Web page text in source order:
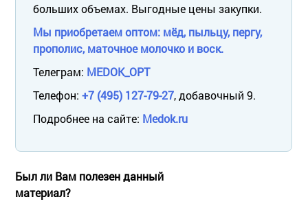
больших объемах. Выгодные цены закупки.
Мы приобретаем оптом: мёд, пыльцу, пергу,
прополис, маточное молочко и воск.
Телеграм: MEDOK_OPT
Телефон: +7 (495) 127-79-27, добавочный 9.
Подробнее на сайте: Medok.ru
Был ли Вам полезен данный
материал?